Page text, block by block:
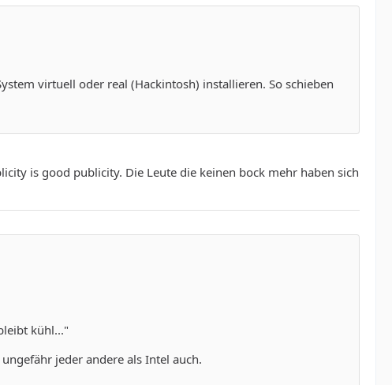
virtuell oder real (Hackintosh) installieren. So schieben
is good publicity. Die Leute die keinen bock mehr haben sich
kühl..."
jeder andere als Intel auch.